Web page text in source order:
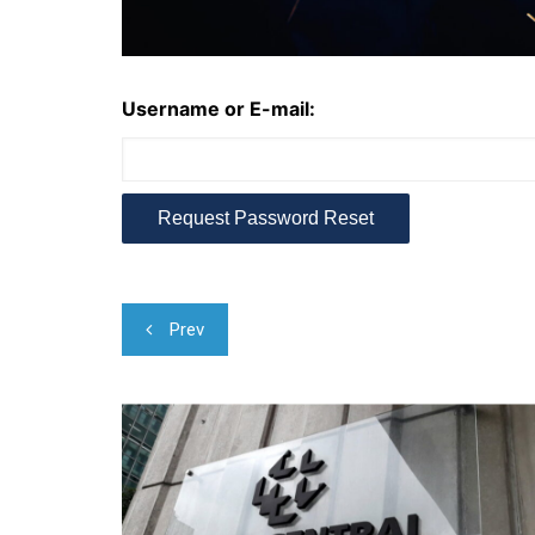
Username or E-mail:
Navegação
de
Post
Prev